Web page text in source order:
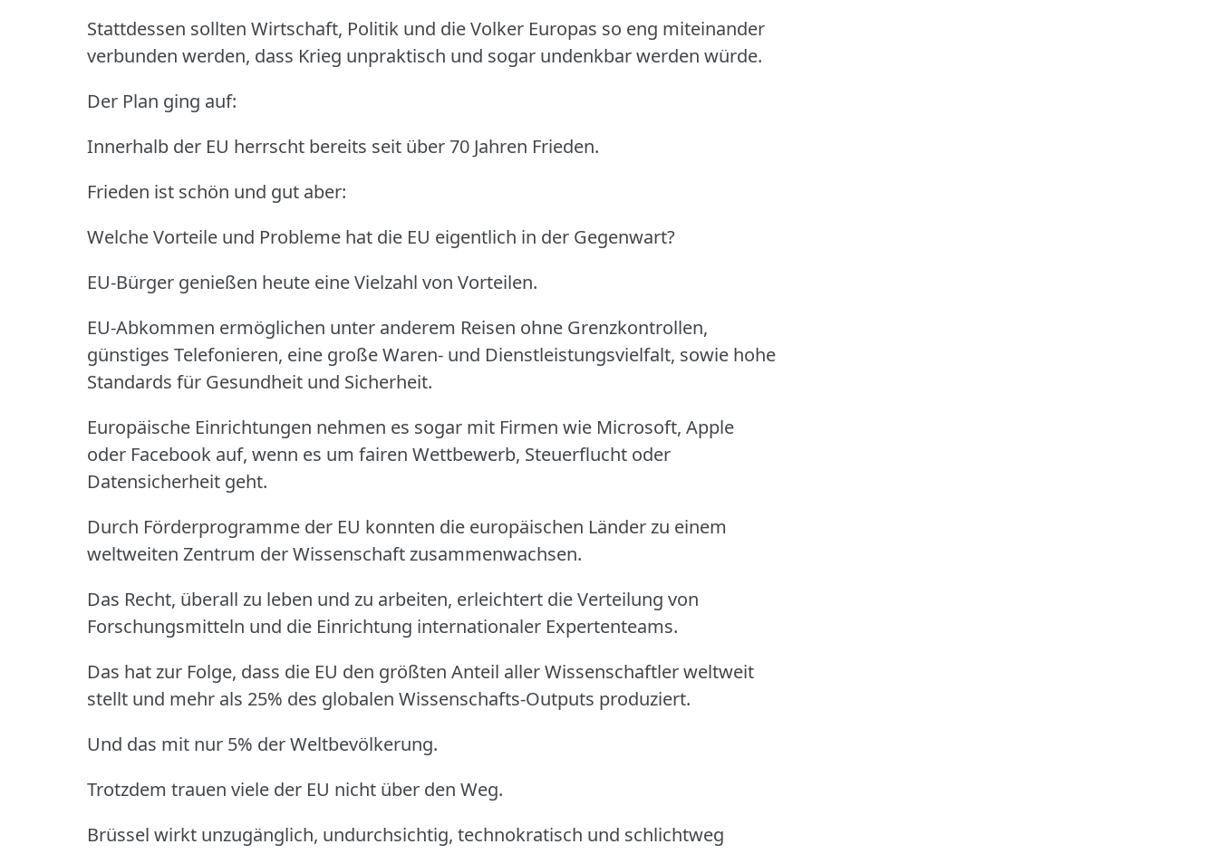
Stattdessen sollten Wirtschaft, Politik und die Volker Europas so eng miteinander
verbunden werden, dass Krieg unpraktisch und sogar undenkbar werden würde.
Der Plan ging auf:
Innerhalb der EU herrscht bereits seit über 70 Jahren Frieden.
Frieden ist schön und gut aber:
Welche Vorteile und Probleme hat die EU eigentlich in der Gegenwart?
EU-Bürger genießen heute eine Vielzahl von Vorteilen.
EU-Abkommen ermöglichen unter anderem Reisen ohne Grenzkontrollen,
günstiges Telefonieren, eine große Waren- und Dienstleistungsvielfalt, sowie hohe
Standards für Gesundheit und Sicherheit.
Europäische Einrichtungen nehmen es sogar mit Firmen wie Microsoft, Apple
oder Facebook auf, wenn es um fairen Wettbewerb, Steuerflucht oder
Datensicherheit geht.
Durch Förderprogramme der EU konnten die europäischen Länder zu einem
weltweiten Zentrum der Wissenschaft zusammenwachsen.
Das Recht, überall zu leben und zu arbeiten, erleichtert die Verteilung von
Forschungsmitteln und die Einrichtung internationaler Expertenteams.
Das hat zur Folge, dass die EU den größten Anteil aller Wissenschaftler weltweit
stellt und mehr als 25% des globalen Wissenschafts-Outputs produziert.
Und das mit nur 5% der Weltbevölkerung.
Trotzdem trauen viele der EU nicht über den Weg.
Brüssel wirkt unzugänglich, undurchsichtig, technokratisch und schlichtweg